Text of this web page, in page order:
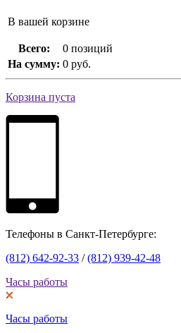
В вашей корзине
Всего:
0 позиций
На сумму: 0 руб.
Корзина пуста
Телефоны в Санкт-Петербурге:
(812) 642-92-33 /(812) 939-42-48
Часы работы
Часы работы